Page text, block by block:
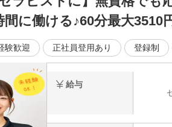
に働ける♪60分最大
験歓迎 正社員登用あり 登録制
給与